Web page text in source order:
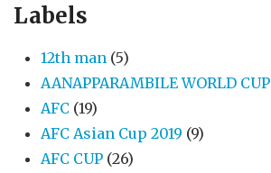
Labels
12th man (5)
AANAPPARAMBILE WORLD CUP
AFC (19)
AFC Asian Cup 2019 (9)
AFC CUP (26)